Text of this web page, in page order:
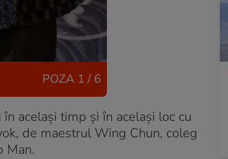
POZA 1 / 6
același timp și în același loc cu
de maestrul Wing Chun, coleg
Man.